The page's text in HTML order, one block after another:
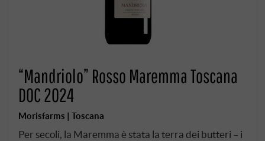
“Mandriolo” Rosso Maremma Toscana
DOC 2024
Morisfarms | Toscana
Per secoli, la Maremma è stata la terra dei butteri – i